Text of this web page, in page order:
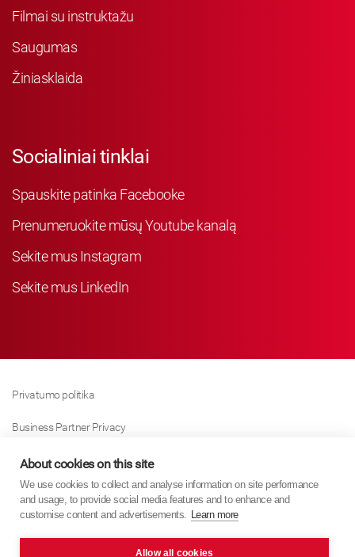
Filmai su instruktažu
Saugumas
Žiniasklaida
Socialiniai tinklai
Spauskite patinka Facebooke
Prenumeruokite mūsų Youtube kanalą
Sekite mus Instagram
Sekite mus LinkedIn
Privatumo politika
Business Partner Privacy
Slapukų Politika
Modern Slavery Act Policy
About cookies on this site
We use cookies to collect and analyse information on site performance
and usage, to provide social media features and to enhance and
customise content and advertisements. Learn more
Allow all cookies